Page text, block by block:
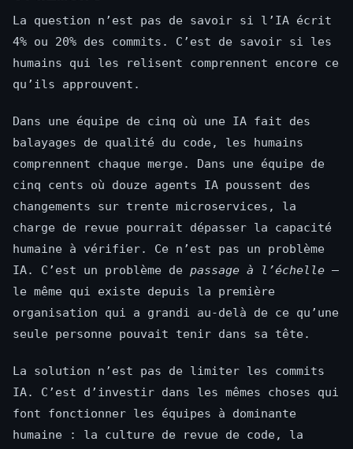
La question n’est pas de savoir si l’IA écrit
4% ou 20% des commits. C’est de savoir si les
humains qui les relisent comprennent encore ce
qu’ils approuvent.
Dans une équipe de cinq où une IA fait des
balayages de qualité du code, les humains
comprennent chaque merge. Dans une équipe de
cinq cents où douze agents IA poussent des
changements sur trente microservices, la
charge de revue pourrait dépasser la capacité
humaine à vérifier. Ce n’est pas un problème
IA. C’est un problème de passage à l’échelle —
le même qui existe depuis la première
organisation qui a grandi au-delà de ce qu’une
seule personne pouvait tenir dans sa tête.
La solution n’est pas de limiter les commits
IA. C’est d’investir dans les mêmes choses qui
font fonctionner les équipes à dominante
humaine : la culture de revue de code, la